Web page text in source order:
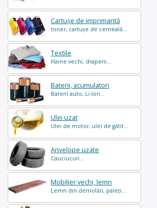
Cartușe de imprimantă
toner, cartușe de cerneală...
Textile
Haine vechi, draperii...
Baterii, acumulatori
Baterii auto, Li-Ion...
Ulei uzat
Ulei de motor, ulei de gătit...
Anvelope uzate
Cauciucuri...
Mobilier vechi, lemn
Lemn din demolări, paleți...